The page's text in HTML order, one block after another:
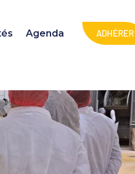
Agenda ADHÉRER